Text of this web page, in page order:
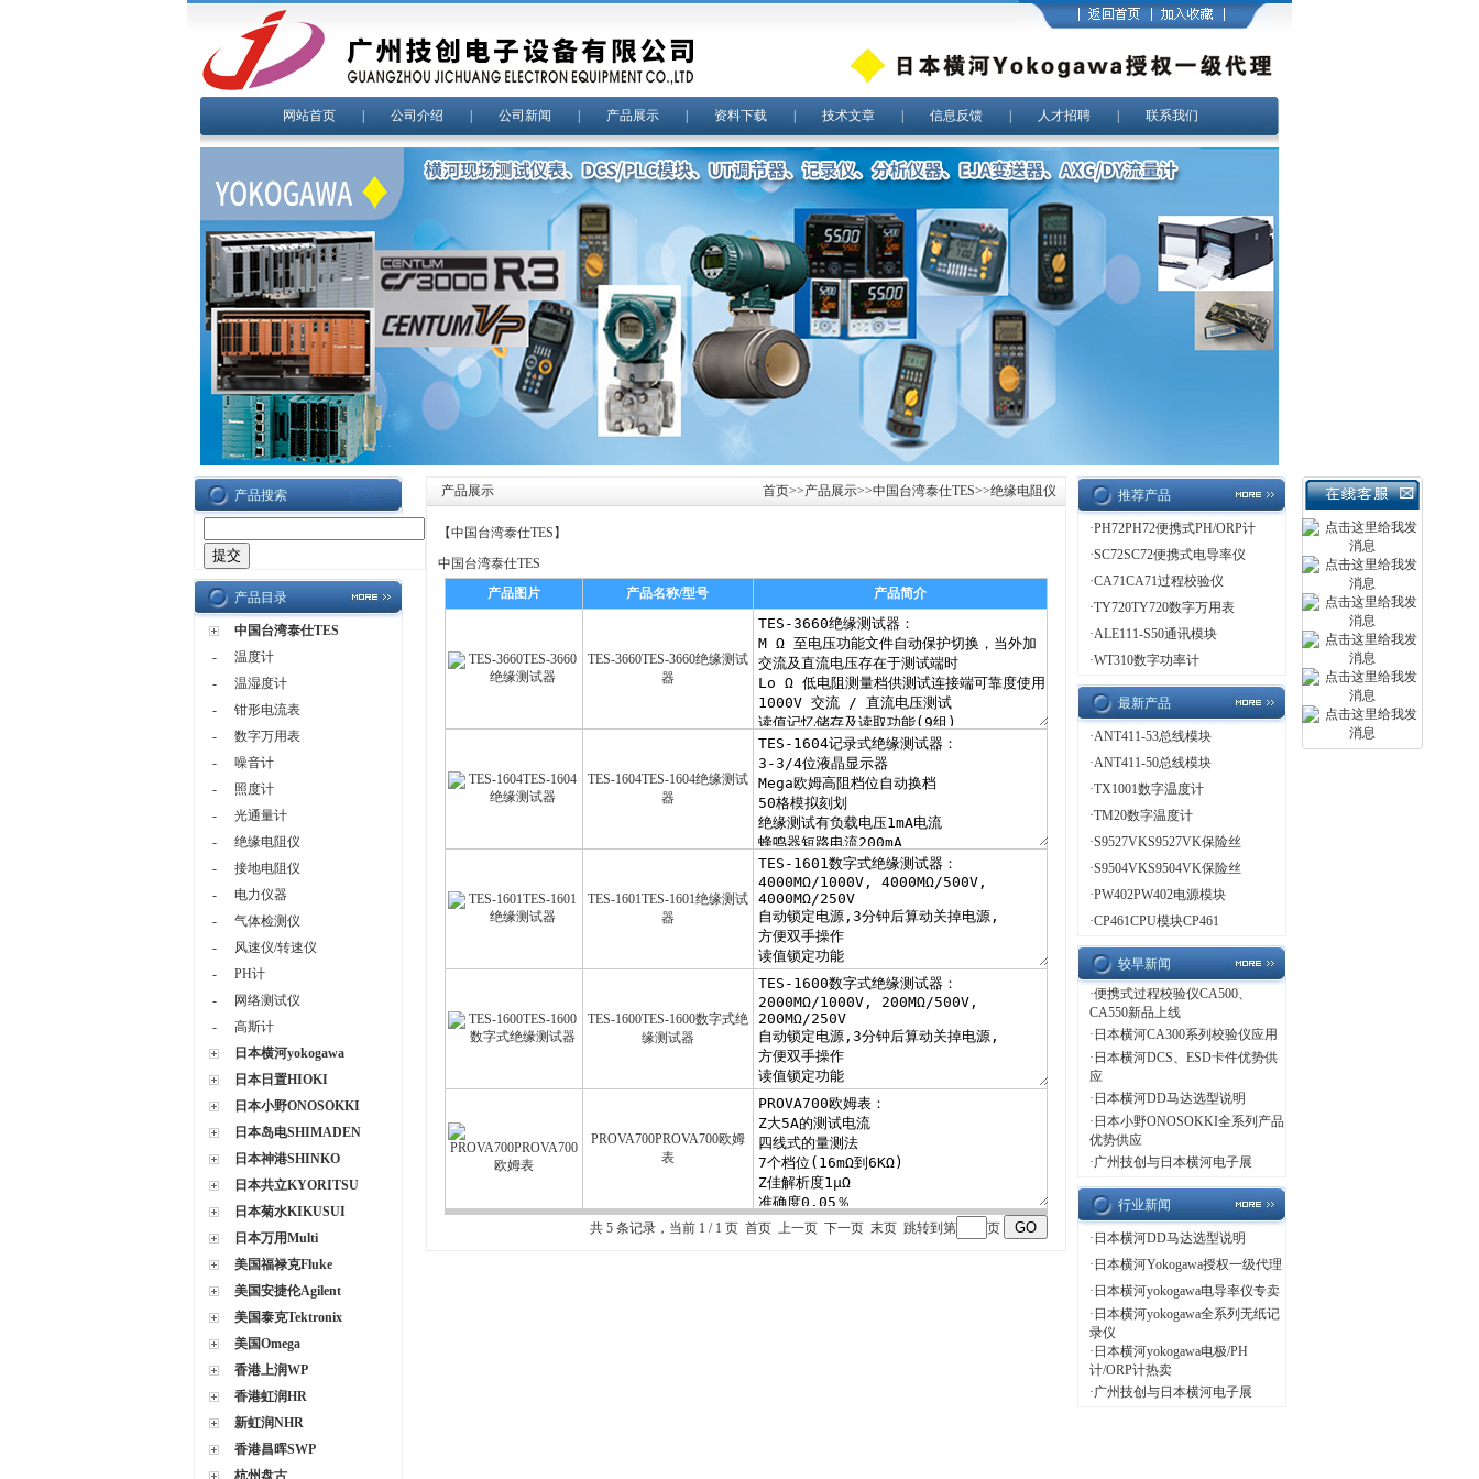
网站首页 公司介绍 公司新闻 产品展示 资料下载 技术文章 信息反馈 人才招聘 联系我们
产品搜索
产品目录
中国台湾泰仕TES
-
温度计
-
温湿度计
-
钳形电流表
-
数字万用表
-
噪音计
-
照度计
-
光通量计
-
绝缘电阻仪
-
接地电阻仪
-
电力仪器
-
气体检测仪
-
风速仪/转速仪
-
PH计
-
网络测试仪
-
高斯计
日本横河yokogawa
日本日置HIOKI
日本小野ONOSOKKI
日本岛电SHIMADEN
日本神港SHINKO
日本共立KYORITSU
日本菊水KIKUSUI
日本万用Multi
美国福禄克Fluke
美国安捷伦Agilent
美国泰克Tektronix
美国Omega
香港上润WP
香港虹润HR
新虹润NHR
香港昌晖SWP
杭州盘古
产品展示 首页>>产品展示>>中国台湾泰仕TES>>绝缘电阻仪
【中国台湾泰仕TES 】
中国台湾泰仕TES
产品图片
产品名称/型号 产品简介
TES-3660TES-3660绝缘测试
器
TES-1604TES-1604绝缘测试
器
TES-1601TES-1601绝缘测试
器
TES-1600TES-1600数字式绝
缘测试器
PROVA700PROVA700欧姆
表
共 5 条记录，当前 1 / 1 页 首页 上一页 下一页 末页 跳转到第 页
推荐产品
·PH72PH72便携式PH/ORP计
·SC72SC72便携式电导率仪
·CA71CA71过程校验仪
·TY720TY720数字万用表
·ALE111-S50通讯模块
·WT310数字功率计
最新产品
·ANT411-53总线模块
·ANT411-50总线模块
·TX1001数字温度计
·TM20数字温度计
·S9527VKS9527VK保险丝
·S9504VKS9504VK保险丝
·PW402PW402电源模块
·CP461CPU模块CP461
较早新闻
·便携式过程校验仪CA500、
CA550新品上线
· 日本横河CA300系列校验仪应用
· 日本横河DCS、ESD卡件优势供
应
· 日本横河DD马达选型说明
· 日本小野ONOSOKKI全系列产品
优势供应
·广州技创与日本横河电子展
行业新闻
· 日本横河DD马达选型说明
· 日本横河Yokogawa授权一级代理
· 日本横河yokogawa电导率仪专卖
· 日本横河yokogawa全系列无纸记
录仪
· 日本横河yokogawa电极/PH
计/ORP计热卖
·广州技创与日本横河电子展